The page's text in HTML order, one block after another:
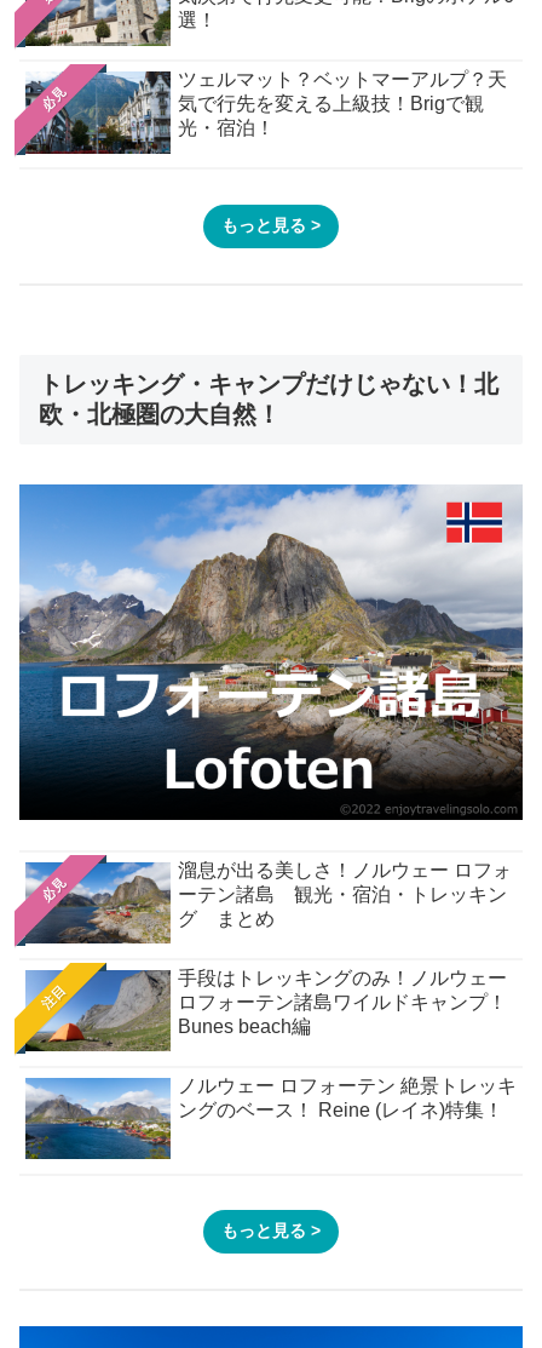
選！
必見
ツェルマット？ベットマーアルプ？天
気で行先を変える上級技！Brigで観
光・宿泊！
もっと見る >
トレッキング・キャンプだけじゃない！北
欧・北極圏の大自然！
必見
溜息が出る美しさ！ノルウェー ロフォ
ーテン諸島 観光・宿泊・トレッキン
グ まとめ
注目
手段はトレッキングのみ！ノルウェー
ロフォーテン諸島ワイルドキャンプ！
Bunes beach編
ノルウェー ロフォーテン 絶景トレッキ
ングのベース！ Reine (レイネ)特集！
もっと見る >